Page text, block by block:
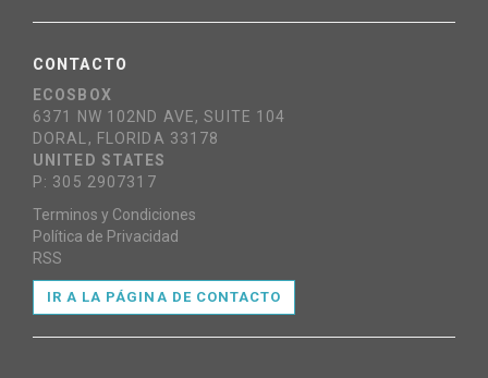
CONTACTO
ECOSBOX
6371 NW 102ND AVE, SUITE 104
DORAL, FLORIDA 33178
UNITED STATES
P: 305 2907317
Terminos y Condiciones
Política de Privacidad
RSS
IR A LA PÁGINA DE CONTACTO